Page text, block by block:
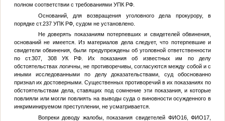
полном соответствии с требованиями УПК РФ.
Оснований, для возвращения уголовного дела прокурору, в
порядке ст.237 УПК РФ, судом не установлено.
Не доверять показаниям потерпевших и свидетелей обвинения,
оснований не имеется. Из материалов дела следует, что потерпевшие и
свидетели обвинения, были предупреждены об уголовной ответственности
по ст.307, 308 УК РФ. Их показания об известных им по делу
обстоятельствах логичны, не противоречивы, согласуются между собой и с
иными исследованными по делу доказательствами, суд обоснованно
признал их достоверными. Существенных противоречий в их показаниях по
обстоятельствам дела, ставящих под сомнение эти показания, и которые
повлияли или могли повлиять на выводы суда о виновности осужденного в
инкриминируемом преступлении, не усматривается.
Вопреки доводу жалобы, показания свидетелей ФИО16,ФИО17